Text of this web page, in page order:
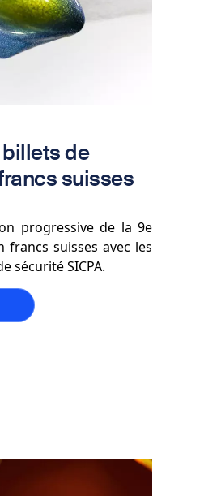
de
suisses
progressive de la 9e
francs suisses avec les
sécurité SICPA.